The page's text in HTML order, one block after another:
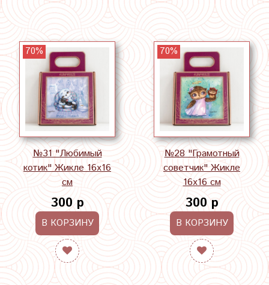
70%
№31 "Любимый
котик" Жикле 16х16
см
300 р
В КОРЗИНУ
70%
№28 "Грамотный
советчик" Жикле
16х16 см
300 р
В КОРЗИНУ